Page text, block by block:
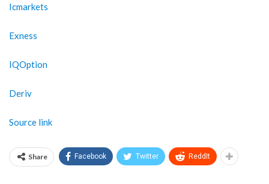
Icmarkets
Exness
IQOption
Deriv
Source link
Share Facebook Twitter ReddIt